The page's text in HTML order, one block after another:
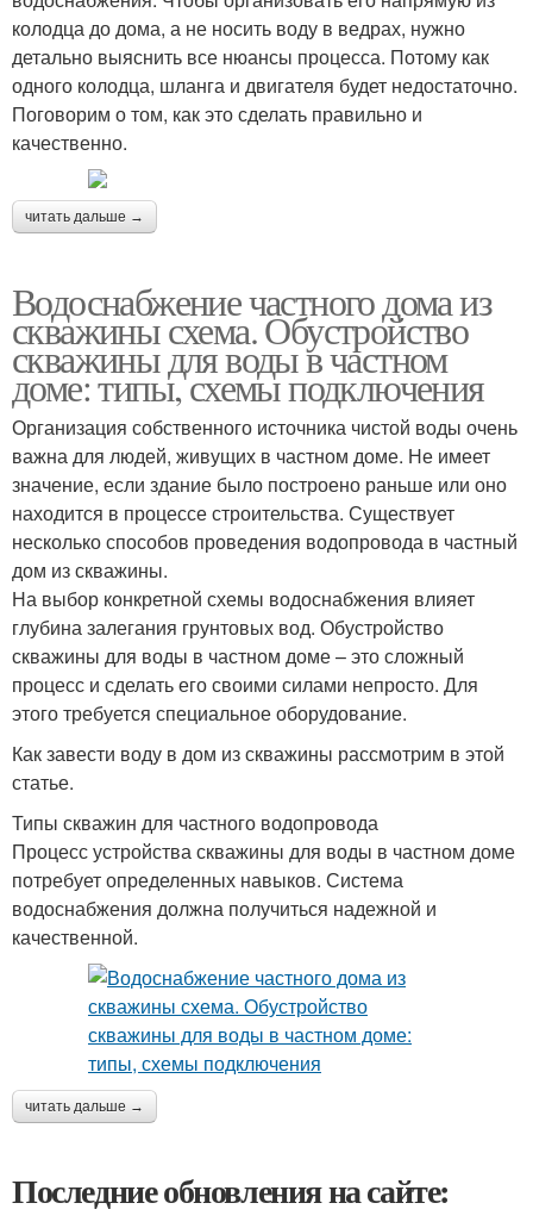
колодца до дома, а не носить воду в ведрах, нужно
детально выяснить все нюансы процесса. Потому как
одного колодца, шланга и двигателя будет недостаточно.
Поговорим о том, как это сделать правильно и
качественно.
читать дальше →
Водоснабжение частного дома из
скважины схема. Обустройство
скважины для воды в частном
доме: типы, схемы подключения
Организация собственного источника чистой воды очень
важна для людей, живущих в частном доме. Не имеет
значение, если здание было построено раньше или оно
находится в процессе строительства. Существует
несколько способов проведения водопровода в частный
дом из скважины.
На выбор конкретной схемы водоснабжения влияет
глубина залегания грунтовых вод. Обустройство
скважины для воды в частном доме – это сложный
процесс и сделать его своими силами непросто. Для
этого требуется специальное оборудование.
Как завести воду в дом из скважины рассмотрим в этой
статье.
Типы скважин для частного водопровода
Процесс устройства скважины для воды в частном доме
потребует определенных навыков. Система
водоснабжения должна получиться надежной и
качественной.
читать дальше →
Последние обновления на сайте: